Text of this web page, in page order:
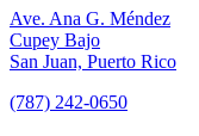
Ave. Ana G. Méndez
Cupey Bajo
San Juan, Puerto Rico
(787) 242-0650